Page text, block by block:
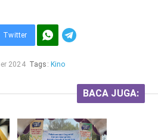
Twitter
2024 Tags: Kino
BACA JUGA: